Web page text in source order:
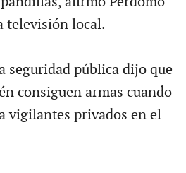
televisión local.
seguridad pública dijo que
consiguen armas cuando
vigilantes privados en el